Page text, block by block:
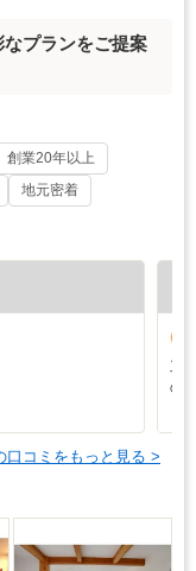
プランをご提案
創業20年以上
地元密着
工
の
口コミをもっと見る >